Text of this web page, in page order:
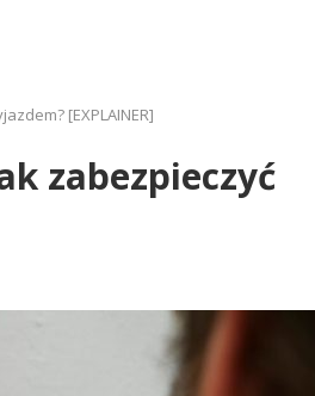
[EXPLAINER]
zabezpieczyć